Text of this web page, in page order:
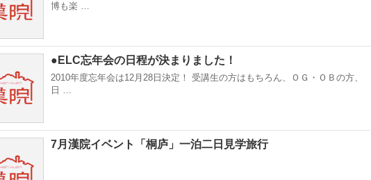
博も楽 …
●ELC忘年会の日程が決まりました！
2010年度忘年会は12月28日決定！ 受講生の方はもちろん、ＯＧ・ＯＢの方、
日 …
7月漢院イベント「桐庐」一泊二日見学旅行